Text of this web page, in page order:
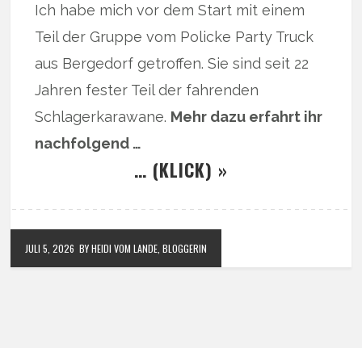
Ich habe mich vor dem Start mit einem
Teil der Gruppe vom Policke Party Truck
aus Bergedorf getroffen. Sie sind seit 22
Jahren fester Teil der fahrenden
Schlagerkarawane. Mehr dazu erfahrt ihr
nachfolgend …
… (KLICK) »
JULI 5, 2026 BY HEIDI VOM LANDE, BLOGGERIN